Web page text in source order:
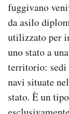
fuggivano
da asilo
utilizzato per
uno stato a
territorio: sedi
navi situate
stato. È un